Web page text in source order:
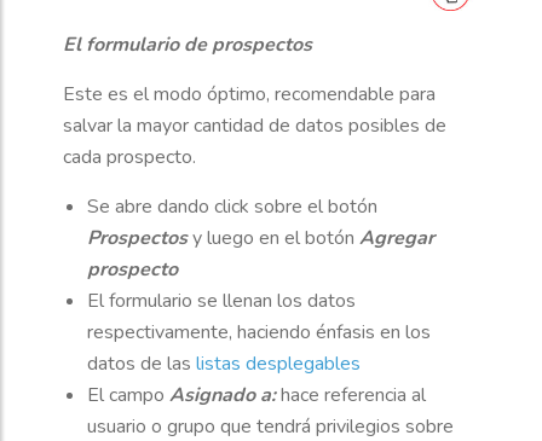
El formulario de prospectos
Este es el modo óptimo, recomendable para
salvar la mayor cantidad de datos posibles de
cada prospecto.
Se abre dando click sobre el botón
Prospectosy luego en el botón Agregar
prospecto
El formulario se llenan los datos
respectivamente, haciendo énfasis en los
datos de las listas desplegables
El campo Asignado a:hace referencia al
usuario o grupo que tendrá privilegios sobre